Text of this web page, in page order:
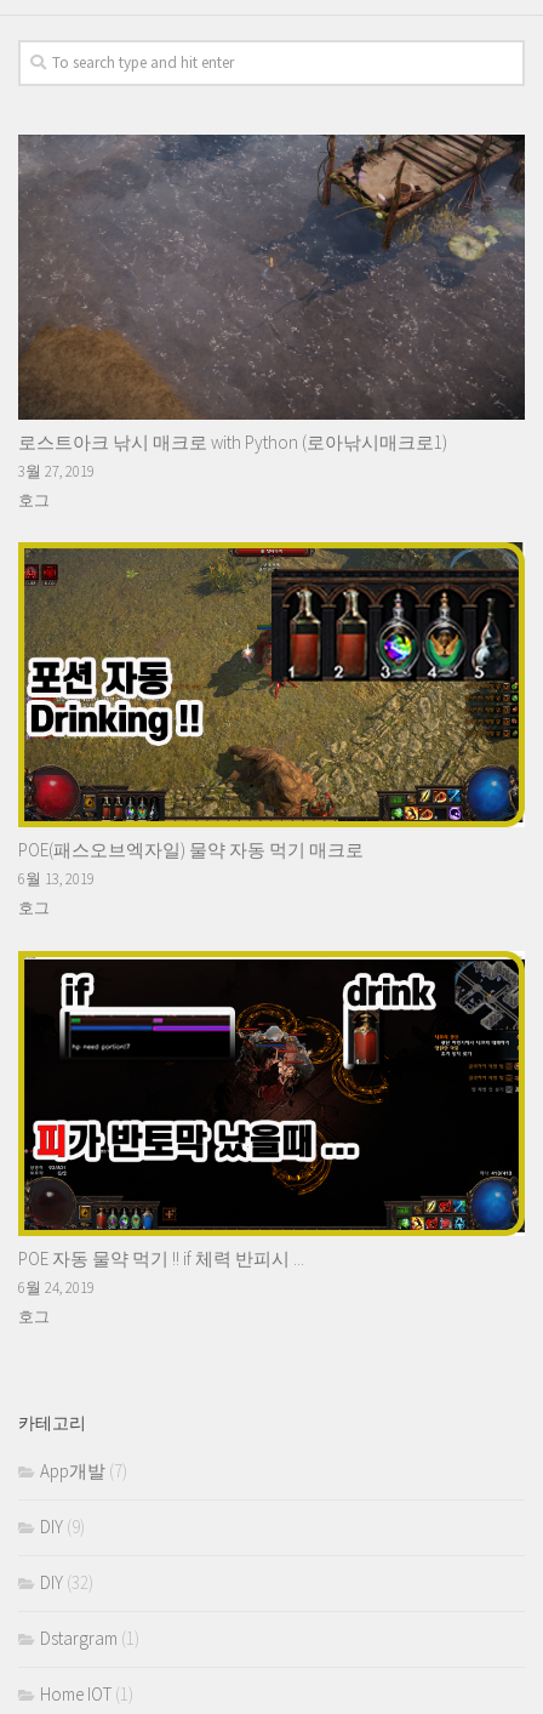
로스트아크 낚시 매크로 with Python (로아낚시매크로1)
3월 27, 2019
호그
POE(패스오브엑자일) 물약 자동 먹기 매크로
6월 13, 2019
호그
POE 자동 물약 먹기 !! if 체력 반피시 ...
6월 24, 2019
호그
카테고리
App개발 (7)
DIY (9)
DIY (32)
Dstargram (1)
Home IOT (1)